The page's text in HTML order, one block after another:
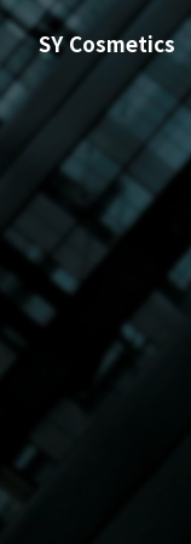
SY Cosmetics